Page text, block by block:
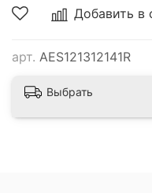
Добавить в
арт. AES121312141R
Выбрать